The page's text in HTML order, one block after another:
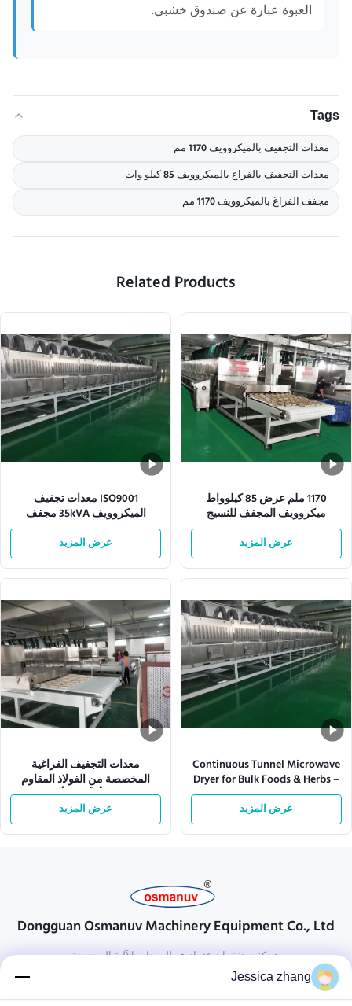
العبوة عبارة عن صندوق خشبي.
Tags
معدات التجفيف بالميكروويف 1170 مم
معدات التجفيف بالفراغ بالميكروويف 85 كيلو وات
مجفف الفراغ بالميكروويف 1170 مم
Related Products
1170 ملم عرض 85 كيلوواط
ميكروويف المجفف للنسيج
عرض المزيد
ISO9001 معدات تجفيف
الميكروويف 35kVA مجفف
الميكروويف الصناعي
عرض المزيد
Continuous Tunnel Microwave
Dryer for Bulk Foods & Herbs –
Customizable Power (12-
200kW) & Conveyor Speed
عرض المزيد
معدات التجفيف الفراغية
المخصصة من الفولاذ المقاوم
للصدأ لأفضل أداء
عرض المزيد
Dongguan Osmanuv Machinery Equipment Co., Ltd
شركة دونغقوان عثمانوف للمعدات الآلية المحدودة
تواصل معنا
Jessica zhang